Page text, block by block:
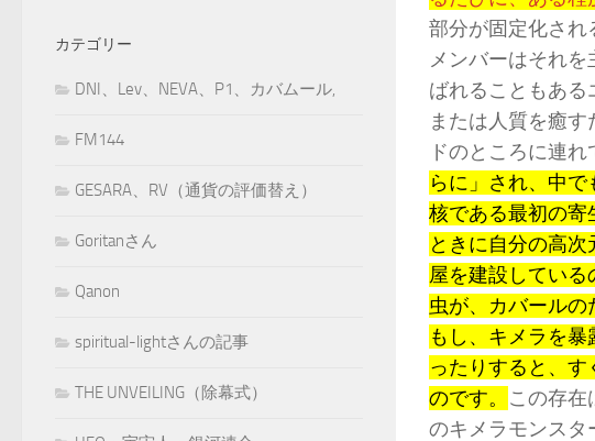
部分が固定化され
メンバーはそれ
ばれることもある
または人質を癒
ドのところに連れ
らに」され、中
核である最初の寄
ときに自分の高
屋を建設してい
虫が、カバールの
もし、キメラを
ったりすると、
のです。 この存在
のキメラモンスタ
カテゴリー
DNI、Lev、NEVA、P1、カバムール,
FM144
GESARA、RV（通貨の評価替え）
Goritanさん
Qanon
spiritual-lightさんの記事
THE UNVEILING（除幕式）